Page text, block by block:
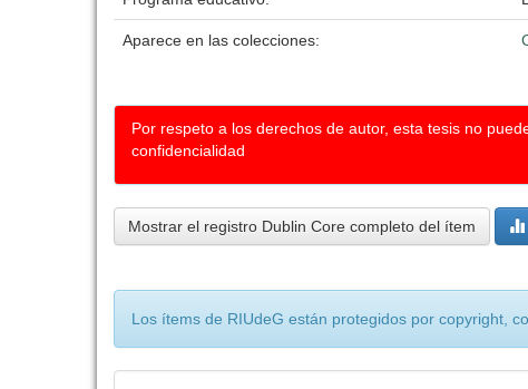
Aparece en las colecciones:
Por respeto a los derechos de autor, esta tesis no
confidencialidad
Mostrar el registro Dublin Core completo del ítem
Los ítems de RIUdeG están protegidos por copyright,